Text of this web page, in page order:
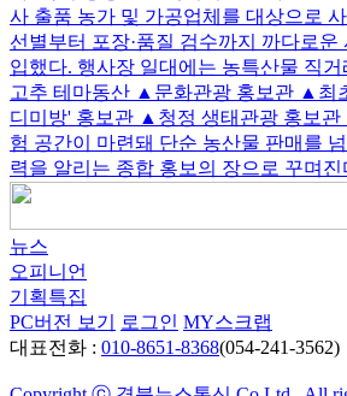
사 출품 농가 및 가공업체를 대상으로
선별부터 포장·품질 검수까지 까다로운
입했다. 행사장 일대에는 농특산물 직
고추 테마동산 ▲문화관광 홍보관 ▲최
디미방' 홍보관 ▲청정 생태관광 홍보관
험 공간이 마련돼 단순 농산물 판매를
력을 알리는 종합 홍보의 장으로 꾸며진
뉴스
오피니언
기획특집
PC버전 보기
로그인 MY스크랩
대표전화 : 010-8651-8368(054-241-3562)